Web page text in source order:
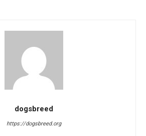
dogsbreed
https://dogsbreed.org